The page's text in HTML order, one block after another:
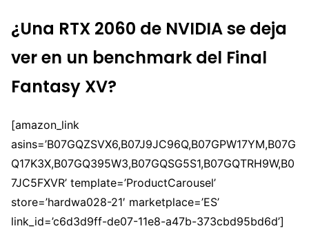
¿Una RTX 2060 de NVIDIA se deja
ver en un benchmark del Final
Fantasy XV?
[amazon_link
asins=’B07GQZSVX6,B07J9JC96Q,B07GPW17YM,B07G
Q17K3X,B07GQ395W3,B07GQSG5S1,B07GQTRH9W,B0
7JC5FXVR’ template=’ProductCarousel’
store=’hardwa028-21′ marketplace=’ES’
link_id=’c6d3d9ff-de07-11e8-a47b-373cbd95bd6d’]